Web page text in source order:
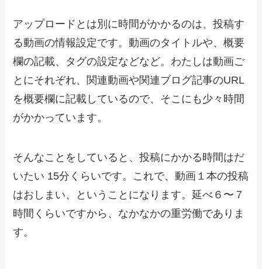
アップロードとは別に時間がかかるのは、投稿す
る動画の情報設定です。動画のタイトルや、概要
欄の記載、タグの設定などなど。わたしは動画ご
とにそれぞれ、関連動画や関連ブログ記事のURL
を概要欄に記載しているので、そこにも少々時間
がかかっています。
そんなことをしていると、投稿にかかる時間はだ
いたい 15分くらいです。これで、動画１本の投稿
はおしまい、ということになります。延べ６〜７
時間くらいですから、なかなかの重労働でありま
す。